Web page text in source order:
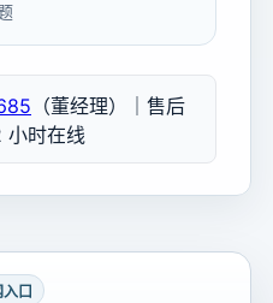
（董经理）｜售后
小时在线
口